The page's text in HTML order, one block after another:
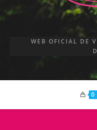
WEB OFICIAL DE
0